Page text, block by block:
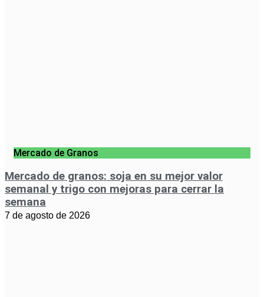
Mercado de Granos
Mercado de granos: soja en su mejor valor
semanal y trigo con mejoras para cerrar la
semana
7 de agosto de 2026